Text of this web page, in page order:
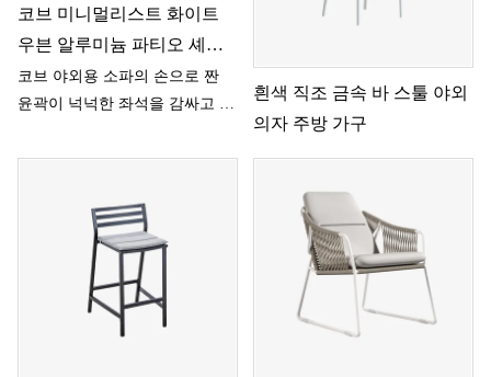
코브 미니멀리스트 화이트
우븐 알루미늄 파티오 셰즈
라운지 소파 HC25
코브 야외용 소파의 손으로 짠
윤곽이 넉넉한 좌석을 감싸고 있
을 불러일으킵니다.
흰색 직조 금속 바 스툴 야외
의자 주방 가구